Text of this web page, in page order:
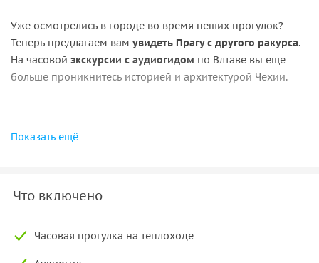
Уже осмотрелись в городе во время пеших прогулок?
Теперь предлагаем вам увидеть Прагу с другого ракурса.
На часовой экскурсии с аудиогидом по Влтаве вы еще
больше проникнитесь историей и архитектурой Чехии.
Маршрут :
собираются стаи белоснежных лебедей.
Пражский Градс собором Святого Вита
Показать ещё
Что включено
Часовая прогулка на теплоходе